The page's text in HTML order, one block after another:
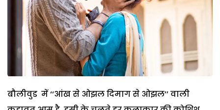
बौलीवुड में ‘‘आंख से ओझल दिमाग से ओझल’’ वाली